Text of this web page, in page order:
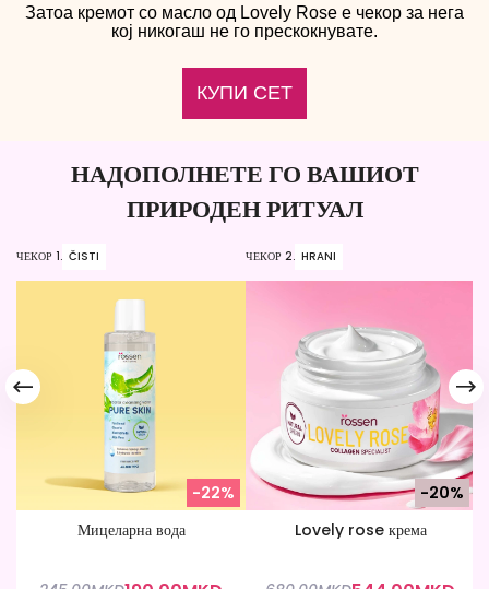
Затоа кремот со масло од Lovely Rose е чекор за нега
кој никогаш не го прескокнувате.
КУПИ СЕТ
НАДОПОЛНЕТЕ ГО ВАШИОТ
ПРИРОДЕН РИТУАЛ
ЧЕКОР 1. ČISTI
-22%
Мицеларна вода
ЧЕКОР 2. HRANI
-20%
Lovely rose крема